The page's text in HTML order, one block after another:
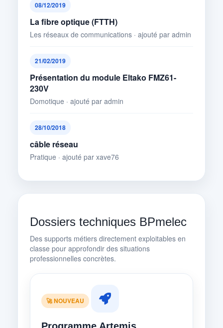
08/12/2019
La fibre optique (FTTH)
Les réseaux de communications · ajouté par admin
21/02/2019
Présentation du module Eltako FMZ61-
230V
Domotique · ajouté par admin
28/10/2018
câble réseau
Pratique · ajouté par xave76
Dossiers techniques BPmelec
Des supports métiers directement exploitables en
classe pour approfondir des situations
professionnelles concrètes.
🚀 NOUVEAU